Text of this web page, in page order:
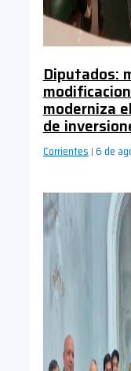
Diputados:
moderniza
de
Corrientes | 6 de